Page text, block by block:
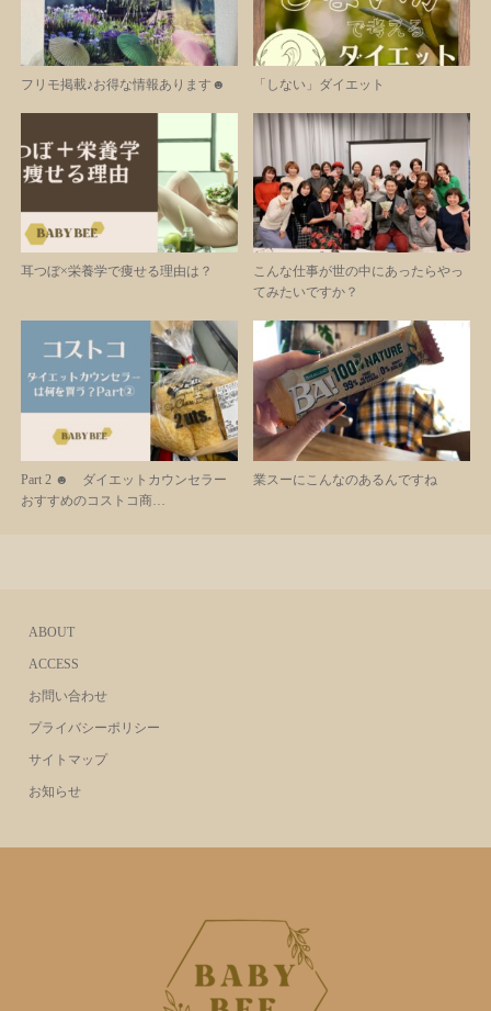
フリモ掲載♪お得な情報あります☻ 「しない」ダイエット
耳つぼ×栄養学で痩せる理由は？
こんな仕事が世の中にあったらやっ
てみたいですか？
Part 2 ☻ ダイエットカウンセラー
おすすめのコストコ商…
業スーにこんなのあるんですね
ABOUT
ACCESS
お問い合わせ
プライバシーポリシー
サイトマップ
お知らせ